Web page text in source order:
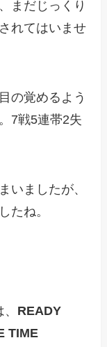
まだじっくり
れてはいませ
の覚めるよう
7戦5連帯2失
いましたが、
たね。
READY
TIME